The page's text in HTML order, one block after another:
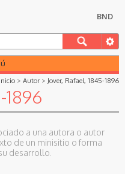
BND
Inicio > Autor > Jover, Rafael, 1845-1896
1896
a una autora o autor
de un minisitio o forma
desarrollo.